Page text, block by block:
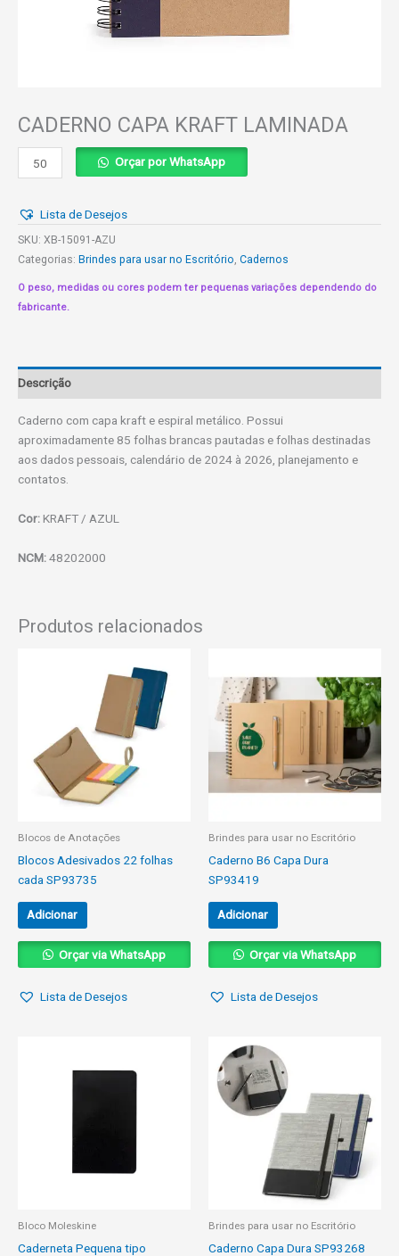
CADERNO CAPA KRAFT LAMINADA
CADERNO
CAPA
LAMINADA
quantidade
Orçar por WhatsApp
Lista de Desejos
SKU: XB-15091-AZU
Categorias: Brindes para usar no Escritório, Cadernos
O peso, medidas ou cores podem ter pequenas variações dependendo do
fabricante.
Descrição
Caderno com capa kraft e espiral metálico. Possui
aproximadamente 85 folhas brancas pautadas e folhas destinadas
aos dados pessoais, calendário de 2024 à 2026, planejamento e
contatos.
Cor:KRAFT / AZUL
NCM:48202000
Produtos relacionados
Blocos de Anotações
Blocos Adesivados 22 folhas
cada SP93735
Adicionar
Orçar via WhatsApp
Lista de Desejos
Brindes para usar no Escritório
Caderno B6 Capa Dura
SP93419
Adicionar
Orçar via WhatsApp
Lista de Desejos
Bloco Moleskine
Caderneta Pequena tipo
Brindes para usar no Escritório
Caderno Capa Dura SP93268